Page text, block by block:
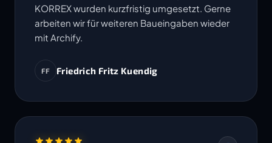
KORREX wurden kurzfristig umgesetzt. Gerne
arbeiten wir für weiteren Baueingaben wieder
mit Archify.
FF Friedrich Fritz Kuendig